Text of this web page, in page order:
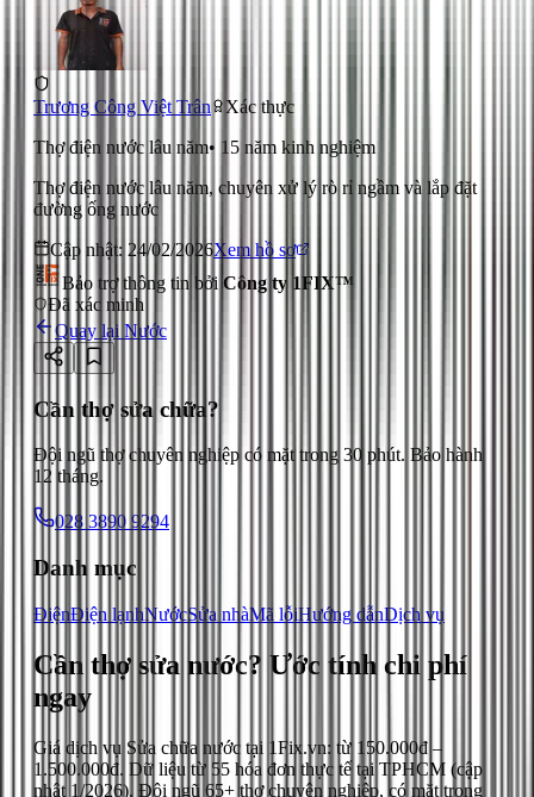
Trương Công Việt Trân
Xác thực
Thợ điện nước lâu năm• 15 năm kinh nghiệm
Thợ điện nước lâu năm, chuyên xử lý rò rỉ ngầm và lắp đặt
đường ống nước
Cập nhật: 24/02/2026Xem hồ sơ
Bảo trợ thông tin bởi Công ty 1FIX™
Đã xác minh
Quay lại Nước
Cần thợ sửa chữa?
Đội ngũ thợ chuyên nghiệp có mặt trong 30 phút. Bảo hành
12 tháng.
028 3890 9294
Danh mục
ĐiệnĐiện lạnhNướcSửa nhàMã lỗiHướng dẫnDịch vụ
Cần thợ sửa nước? Ước tính chi phí
ngay
Giá dịch vụ Sửa chữa nước tại 1Fix.vn: từ 150.000đ –
1.500.000đ. Dữ liệu từ 55 hóa đơn thực tế tại TPHCM (cập
nhật 1/2026). Đội ngũ 65+ thợ chuyên nghiệp, có mặt trong